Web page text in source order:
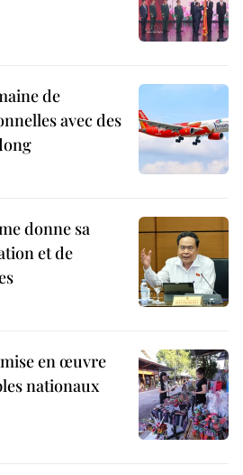
de
avec des
donne sa
et de
en œuvre
nationaux